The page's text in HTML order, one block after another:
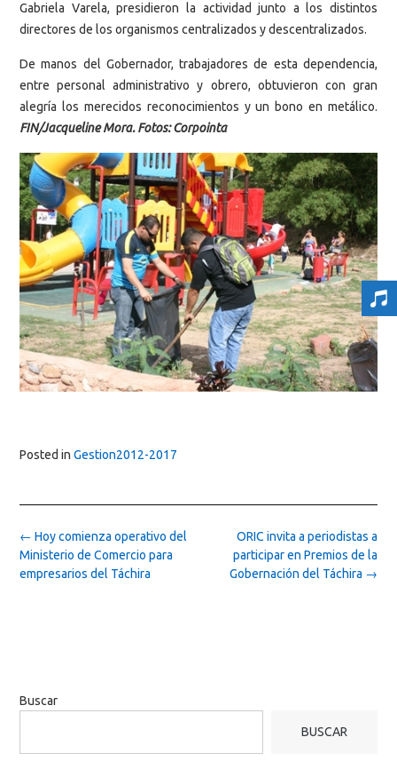
Gabriela Varela, presidieron la actividad junto a los distintos
directores de los organismos centralizados y descentralizados.
De manos del Gobernador, trabajadores de esta dependencia,
entre personal administrativo y obrero, obtuvieron con gran
alegría los merecidos reconocimientos y un bono en metálico.
FIN/Jacqueline Mora. Fotos: Corpointa
Posted in Gestion2012-2017
Post
navigation
ORIC invita a periodistas a
participar en Premios de la
Gobernación del Táchira →
← Hoy comienza operativo del
Ministerio de Comercio para
empresarios del Táchira
Buscar
BUSCAR